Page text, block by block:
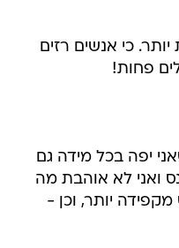
כי אנשים רזים
פחות!
יפה בכל מידה גם
ואני לא אוהבת מה
יותר, וכן -